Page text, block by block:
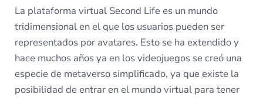
La plataforma virtual Second Life es un mundo
tridimensional en el que los usuarios pueden ser
representados por avatares. Esto se ha extendido y
hace muchos años ya en los videojuegos se creó una
especie de metaverso simplificado, ya que existe la
posibilidad de entrar en el mundo virtual para tener